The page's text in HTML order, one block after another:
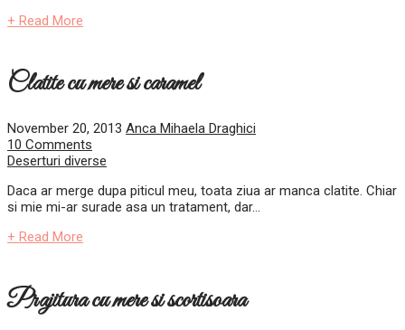
+ Read More
Clatite cu mere si caramel
November 20, 2013 Anca Mihaela Draghici
10 Comments
Deserturi diverse
Daca ar merge dupa piticul meu, toata ziua ar manca clatite. Chiar
si mie mi-ar surade asa un tratament, dar...
+ Read More
Prajitura cu mere si scortisoara